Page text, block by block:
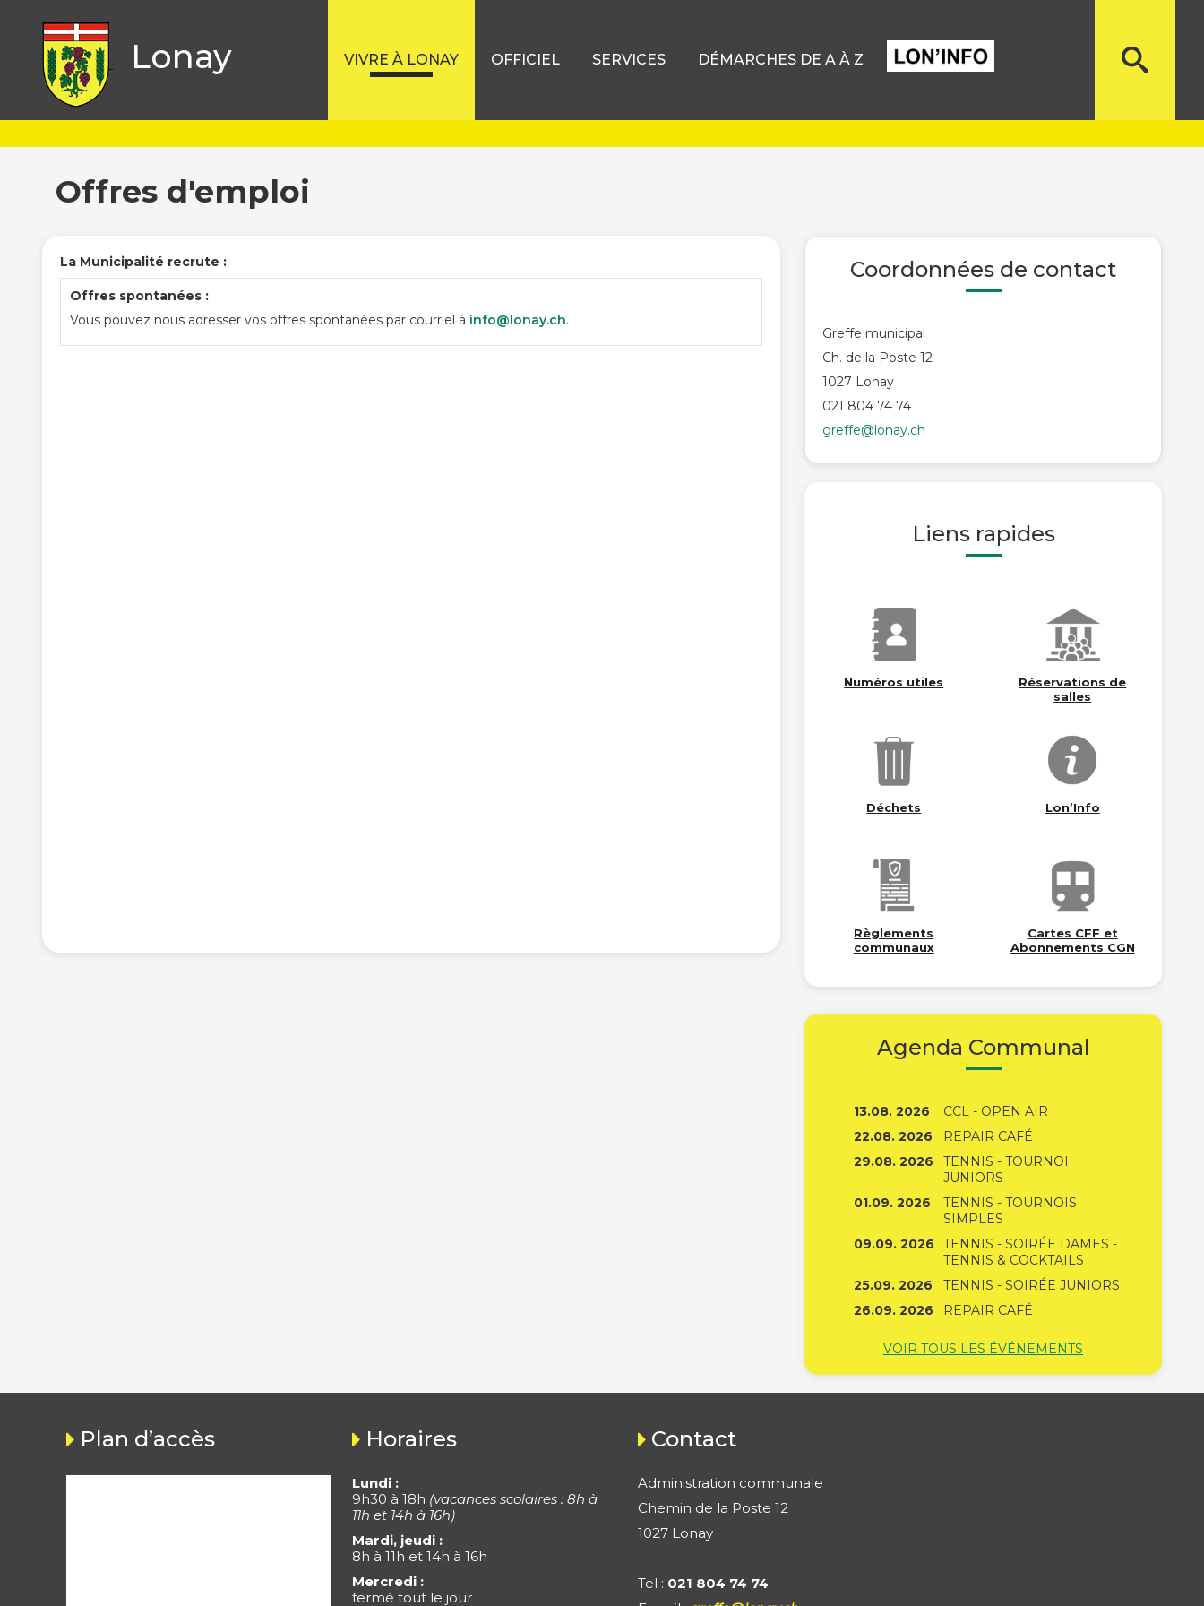
Lonay VIVRE À LONAY OFFICIEL SERVICES DÉMARCHES DE A À Z
Offres d'emploi
La Municipalité recrute :
Offres spontanées :
Vous pouvez nous adresser vos offres spontanées par courriel à info@lonay.ch.
Coordonnées de contact
Greffe municipal
Ch. de la Poste 12
1027 Lonay
021 804 74 74
greffe@lonay.ch
Liens rapides
Numéros utiles
Réservations de
salles
Déchets Lon’Info
Règlements
communaux
Cartes CFF et
Abonnements CGN
Agenda Communal
13.08. 2026
CCL - OPEN AIR
22.08. 2026
REPAIR CAFÉ
29.08. 2026
TENNIS - TOURNOI
JUNIORS
01.09. 2026
TENNIS - TOURNOIS
SIMPLES
09.09. 2026
TENNIS - SOIRÉE DAMES -
TENNIS & COCKTAILS
25.09. 2026
TENNIS - SOIRÉE JUNIORS
26.09. 2026
REPAIR CAFÉ
VOIR TOUS LES ÉVÉNEMENTS
Plan d’accès Horaires
Lundi :
9h30 à 18h (vacances scolaires : 8h à
11h et 14h à 16h)
Mardi, jeudi :
8h à 11h et 14h à 16h
Mercredi :
fermé tout le jour
Contact
Administration communale
Chemin de la Poste 12
1027 Lonay
Tel : 021 804 74 74